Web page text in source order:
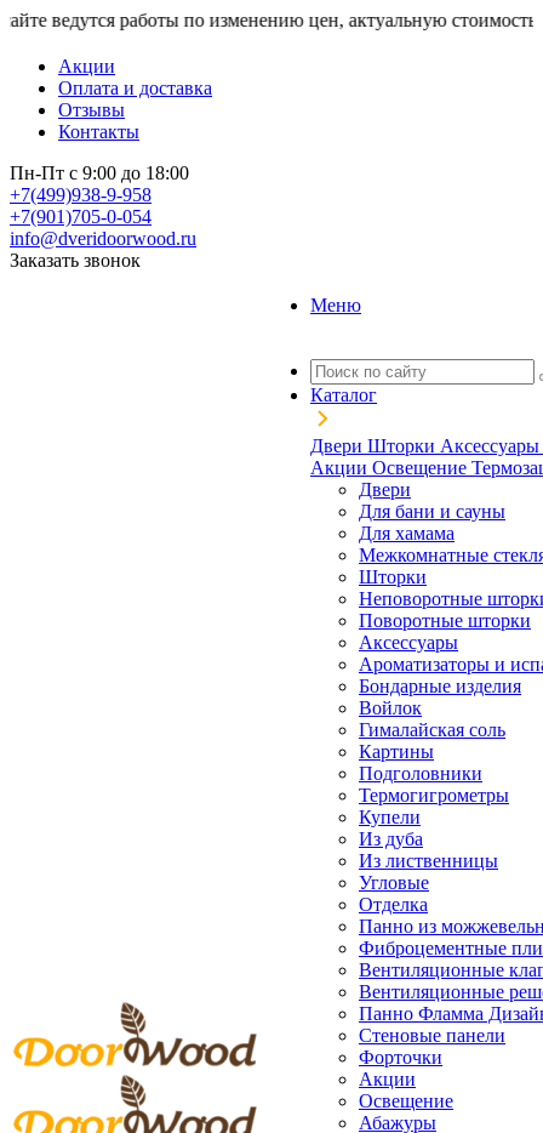
работы по изменению цен, актуальную стоимость
Акции
Оплата и доставка
Отзывы
Контакты
Пн-Пт с 9:00 до 18:00
+7(499)938-9-958
+7(901)705-0-054
info@dveridoorwood.ru
Заказать звонок
Меню
Каталог
Двери Шторки Аксессуары
Акции Освещение
Двери
Для бани и сауны
Для хамама
Межкомнатные
Шторки
Неповоротные
Поворотные шторки
Аксессуары
Ароматизаторы и
Бондарные изделия
Войлок
Гималайская соль
Картины
Подголовники
Термогигрометры
Купели
Из дуба
Из лиственницы
Угловые
Отделка
Панно из
Фиброцементные
Вентиляционные
Вентиляционные
Панно Фламма
Стеновые панели
Форточки
Акции
Освещение
Абажуры